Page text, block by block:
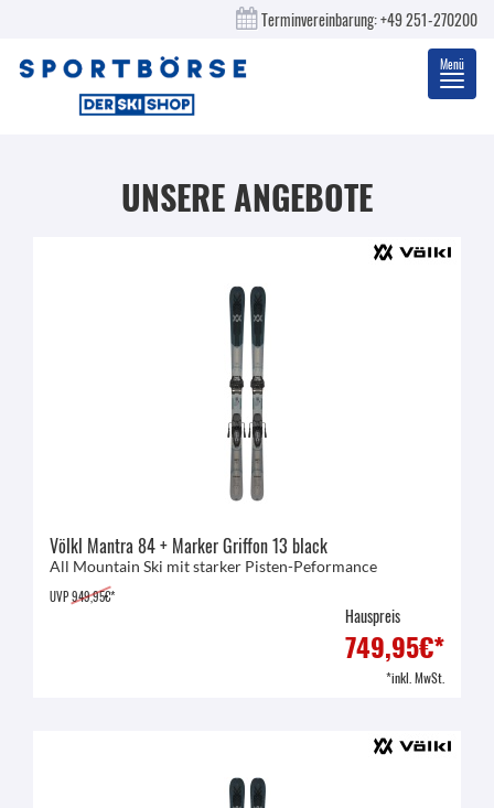
Terminvereinbarung:+49 251-270200
Menü
UNSERE ANGEBOTE
Völkl Mantra 84 + Marker Griffon 13 black
All Mountain Ski mit starker Pisten-Peformance
UVP949,95€*
Hauspreis
749,95€*
*inkl. MwSt.